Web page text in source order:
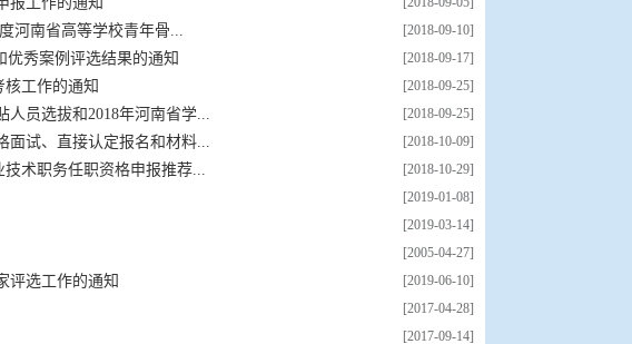
[2018-09-10]
河南省高等学校青年骨...
[2018-09-17]
优秀案例评选结果的通知
[2018-09-25]
核工作的通知
[2018-09-25]
人员选拔和2018年河南省学...
[2018-10-09]
面试、直接认定报名和材料...
[2018-10-29]
术职务任职资格申报推荐...
[2019-01-08]
[2019-03-14]
[2005-04-27]
[2019-06-10]
评选工作的通知
[2017-04-28]
[2017-09-14]